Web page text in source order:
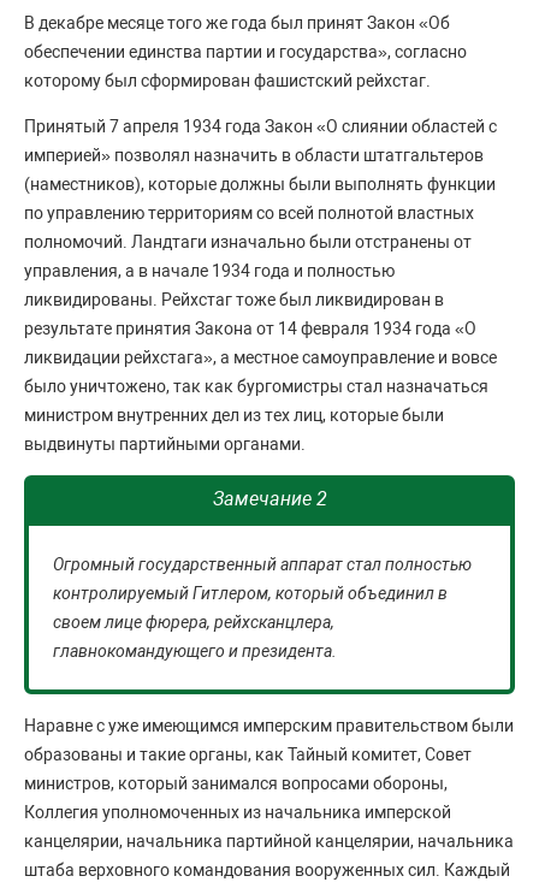
В декабре месяце того же года был принят Закон «Об
обеспечении единства партии и государства», согласно
которому был сформирован фашистский рейхстаг.
Принятый 7 апреля 1934 года Закон «О слиянии областей с
империей» позволял назначить в области штатгальтеров
(наместников), которые должны были выполнять функции
по управлению территориям со всей полнотой властных
полномочий. Ландтаги изначально были отстранены от
управления, а в начале 1934 года и полностью
ликвидированы. Рейхстаг тоже был ликвидирован в
результате принятия Закона от 14 февраля 1934 года «О
ликвидации рейхстага», а местное самоуправление и вовсе
было уничтожено, так как бургомистры стал назначаться
министром внутренних дел из тех лиц, которые были
выдвинуты партийными органами.
Замечание 2
Огромный государственный аппарат стал полностью
контролируемый Гитлером, который объединил в
своем лице фюрера, рейхсканцлера,
главнокомандующего и президента.
Наравне с уже имеющимся имперским правительством были
образованы и такие органы, как Тайный комитет, Совет
министров, который занимался вопросами обороны,
Коллегия уполномоченных из начальника имперской
канцелярии, начальника партийной канцелярии, начальника
штаба верховного командования вооруженных сил. Каждый